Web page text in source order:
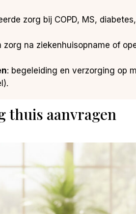
zorg bij COPD, MS,
zorg na ziekenhuisopname of
: begeleiding en verzorging op
thuis aanvragen